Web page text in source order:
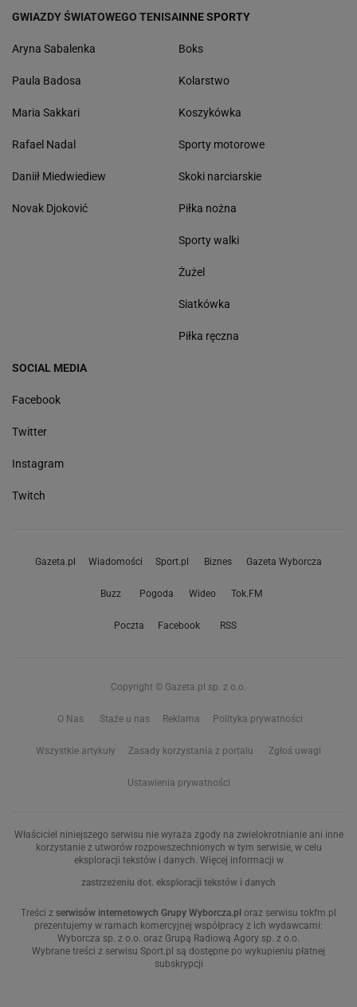
GWIAZDY ŚWIATOWEGO TENISA
Aryna Sabalenka
Paula Badosa
Maria Sakkari
Rafael Nadal
Daniił Miedwiediew
Novak Djoković
INNE SPORTY
Boks
Kolarstwo
Koszykówka
Sporty motorowe
Skoki narciarskie
Piłka nożna
Sporty walki
Żużel
Siatkówka
Piłka ręczna
SOCIAL MEDIA
Facebook
Twitter
Instagram
Twitch
Gazeta.pl Wiadomości Sport.pl Biznes Gazeta Wyborcza
Buzz Pogoda Wideo Tok.FM
Poczta Facebook RSS
Copyright © Gazeta.pl sp. z o.o.
O Nas Staże u nas Reklama Polityka prywatności
Wszystkie artykuły Zasady korzystania z portalu Zgłoś uwagi
Ustawienia prywatności
Właściciel niniejszego serwisu nie wyraża zgody na zwielokrotnianie ani inne
korzystanie z utworów rozpowszechnionych w tym serwisie, w celu
eksploracji tekstów i danych. Więcej informacji w
zastrzeżeniu dot. eksploracji tekstów i danych
Treści z serwisów internetowych Grupy Wyborcza.pl oraz serwisu tokfm.pl
prezentujemy w ramach komercyjnej współpracy z ich wydawcami:
Wyborcza sp. z o.o. oraz Grupą Radiową Agory sp. z o.o.
Wybrane treści z serwisu Sport.pl są dostępne po wykupieniu płatnej
subskrypcji